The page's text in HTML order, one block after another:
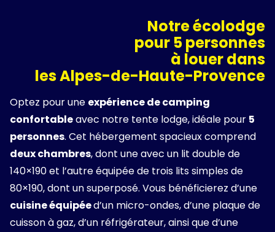
Notre écolodge
pour 5 personnes
à louer dans
les Alpes-de-Haute-Provence
Optez pour une expérience de camping
confortableavec notre tente lodge, idéale pour 5
personnes. Cet hébergement spacieux comprend
deux chambres, dont une avec un lit double de
140×190 et l’autre équipée de trois lits simples de
80×190, dont un superposé. Vous bénéficierez d’une
cuisine équipéed’un micro-ondes, d’une plaque de
cuisson à gaz, d’un réfrigérateur, ainsi que d’une